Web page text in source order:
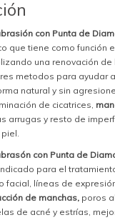
con Punta de
que tiene como función
una renovación de
metodos para ayudar
natural y sin
de cicatrices,
arrugas y resto de
con Punta de
para el
facial, líneas de
de manchas, poros
de acné y estrías,